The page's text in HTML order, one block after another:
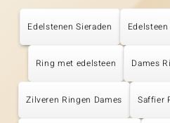
Edelstenen Sieraden
Ring met edelsteen Dames
Zilveren Ringen Dames Saffier